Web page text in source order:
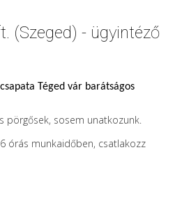
(Szeged) - ügyintéző
Téged vár barátságos
pörgősek, sosem unatkozunk.
órás munkaidőben, csatlakozz